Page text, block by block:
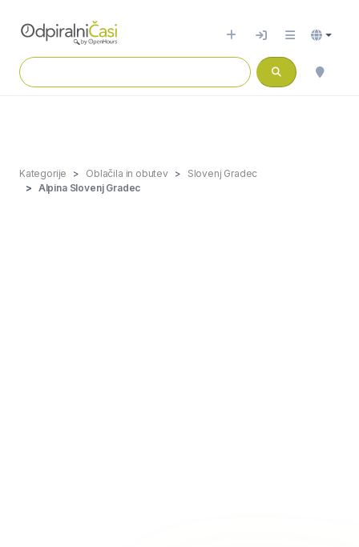
Kategorije Oblačila in obutev
Slovenj Gradec
Alpina Slovenj Gradec